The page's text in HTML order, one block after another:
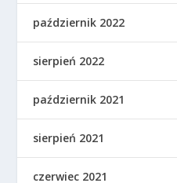
październik 2022
sierpień 2022
październik 2021
sierpień 2021
czerwiec 2021